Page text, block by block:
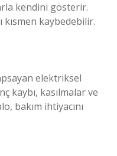
kendini gösterir.
kısmen kaybedebilir.
elektriksel
kaybı, kasılmalar ve
bakım ihtiyacını